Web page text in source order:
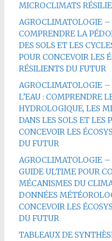
MICROCLIMATS
AGROCLIMATOLOGIE –
COMPRENDRE LA
DES SOLS ET LES
POUR CONCEVOIR LES
RÉSILIENTS DU FUTUR
AGROCLIMATOLOGIE –
L’EAU : COMPRENDRE
HYDROLOGIQUE, LES
DANS LES SOLS ET LES
CONCEVOIR LES
DU FUTUR
AGROCLIMATOLOGIE
GUIDE ULTIME POUR
MÉCANISMES DU
DONNÉES
CONCEVOIR LES
DU FUTUR
TABLEAUX DE